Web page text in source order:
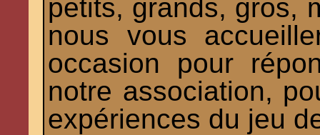
petits, grands, gros,
nous vous
occasion pour
notre association,
expériences du jeu